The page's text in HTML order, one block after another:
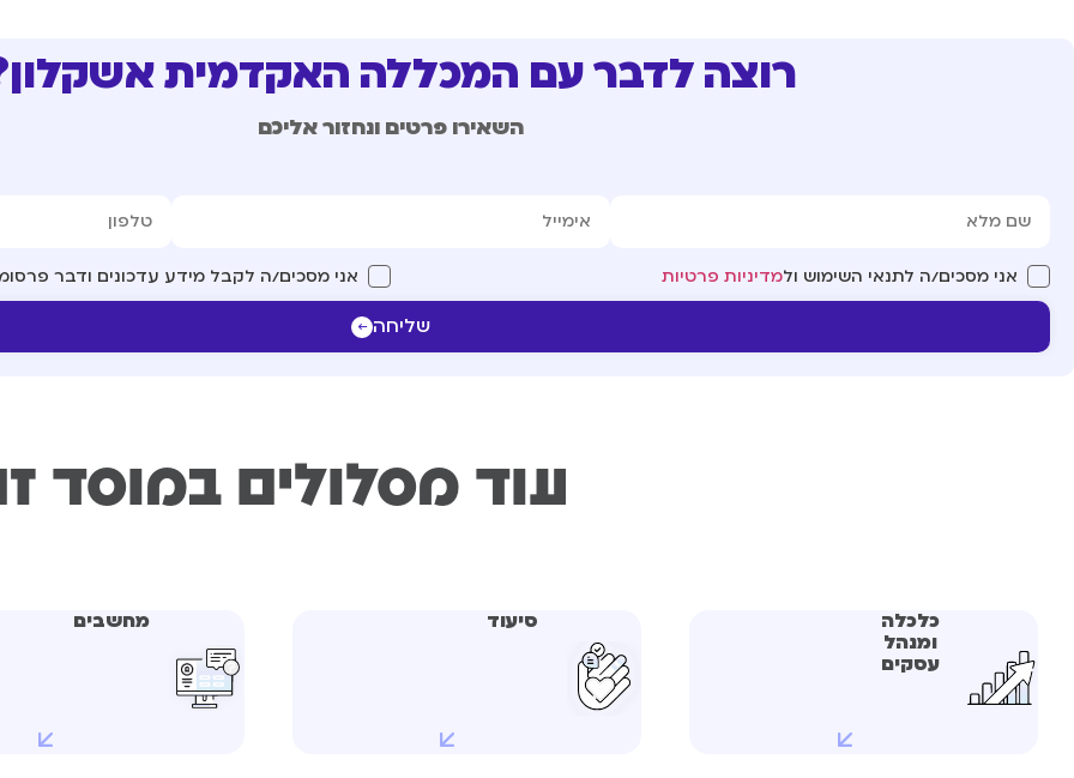
רוצה לדבר עם המכללה האקדמית
השאירו פרטים ונחזור אליכם
אני מסכים/ה לתנאי השימוש ולמדיניות פרטיות אני מסכים/ה לקבל מידע עדכונים ודבר
שליחה
עוד מסלולים במוסד
כלכלה
ומנהל
עסקים
סיעוד מחשבים